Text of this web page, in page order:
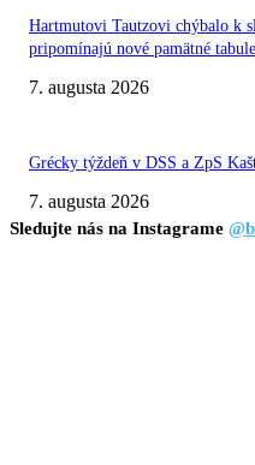
Hartmutovi Tautzovi chýbalo k
pripomínajú nové pamätné tabule
7. augusta 2026
Grécky týždeň v DSS a ZpS
7. augusta 2026
Sledujte nás na Instagrame